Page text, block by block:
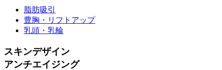
脂肪吸引
豊胸・リフトアップ
乳頭・乳輪
スキンデザイン
アンチエイジング